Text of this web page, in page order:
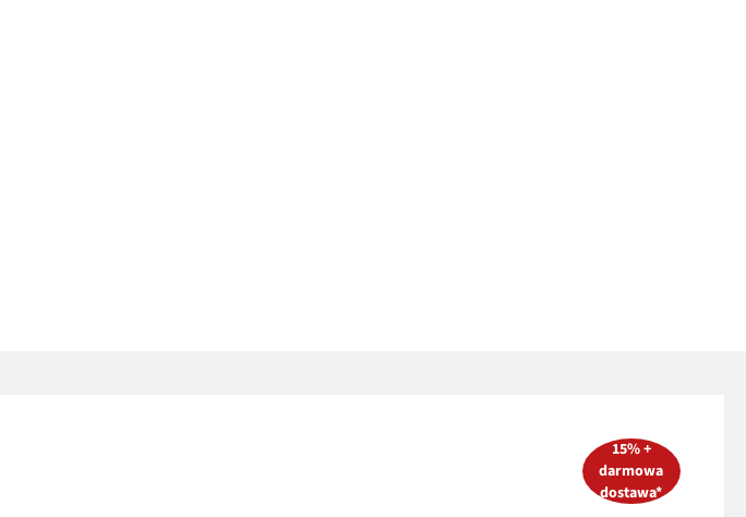
15% +
darmowa
dostawa*